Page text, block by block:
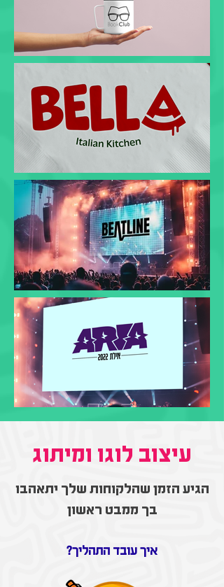
עיצוב לוגו ומיתוג
הגיע הזמן שהלקוחות שלך יתאהבו
בך ממבט ראשון
איך עובד התהליך?